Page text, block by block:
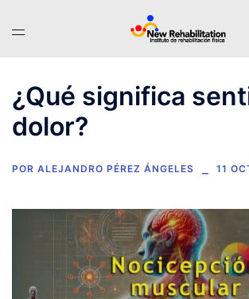
Alternar
¿Qué significa
dolor?
POR ALEJANDRO PÉREZ ÁNGELES 11